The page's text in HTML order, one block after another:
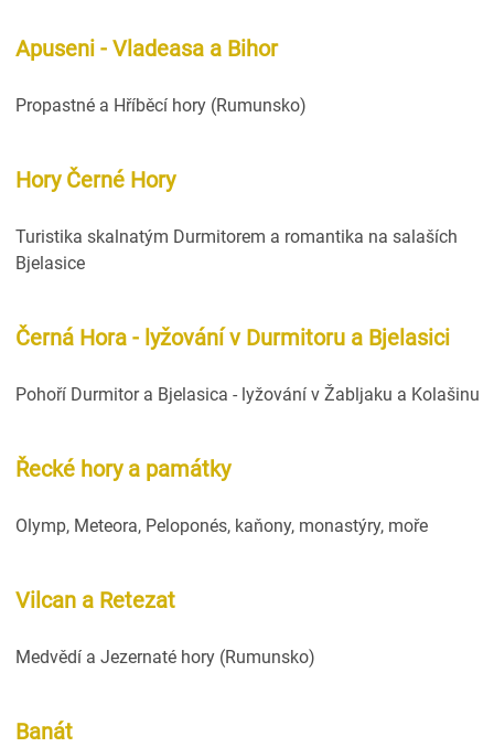
Apuseni - Vladeasa a Bihor
Propastné a Hříběcí hory (Rumunsko)
Hory Černé Hory
Turistika skalnatým Durmitorem a romantika na salaších
Bjelasice
Černá Hora - lyžování v Durmitoru a Bjelasici
Pohoří Durmitor a Bjelasica - lyžování v Žabljaku a Kolašinu
Řecké hory a památky
Olymp, Meteora, Peloponés, kaňony, monastýry, moře
Vilcan a Retezat
Medvědí a Jezernaté hory (Rumunsko)
Banát